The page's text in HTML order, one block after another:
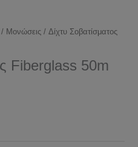
/ Μονώσεις / Δίχτυ Σοβατίσματος
Fiberglass 50m